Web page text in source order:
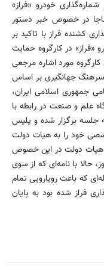
خودرو «فراز»
در خصوص خبر دستور
كشنده فراز با تاكید بر
در كارگروه حمایت
مورد اشاره مرجعی
جهانگیری بر اساس
جمهوری اسلامی ایران،
علم و صنعت در رابطه با
جلسه برگزار شده و پلیس
خود را به هیات دولت
هیات دولت در این خصوص
حالا با نامه‌ای كه از سوی
كه باعث رویارویی تمام
فراز شده بود به پایان